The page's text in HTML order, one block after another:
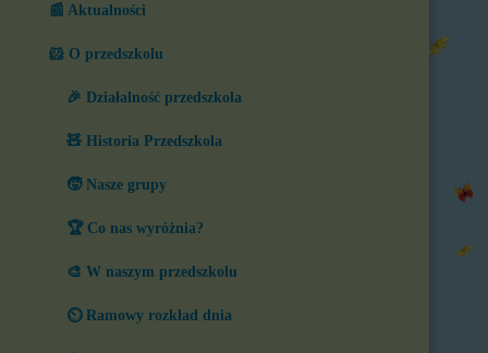
📰 Aktualności
🐹 O przedszkolu
🎉 Działalność przedszkola
🧸 Historia Przedszkola
🧒 Nasze grupy
🏆 Co nas wyróżnia?
🎨 W naszym przedszkolu
⏲️ Ramowy rozkład dnia